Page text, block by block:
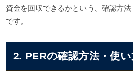
資金を回収できるかという、確認方
です。
2. PERの確認方法・使い